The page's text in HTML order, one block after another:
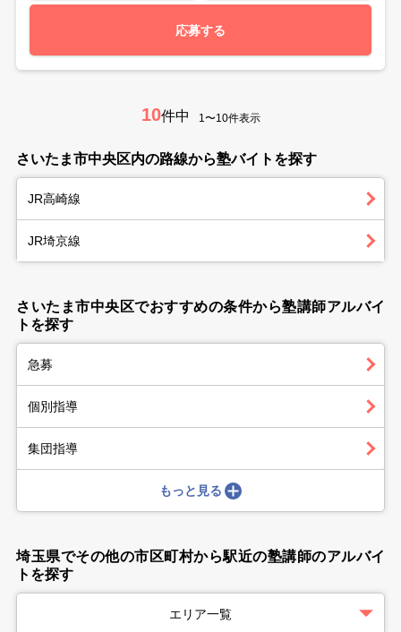
応募する
10件中 1〜10件表示
さいたま市中央区内の路線から塾バイトを探す
JR高崎線
JR埼京線
さいたま市中央区でおすすめの条件から塾講師アルバイ
トを探す
急募
個別指導
集団指導
もっと見る
埼玉県でその他の市区町村から駅近の塾講師のアルバイ
トを探す
エリア一覧